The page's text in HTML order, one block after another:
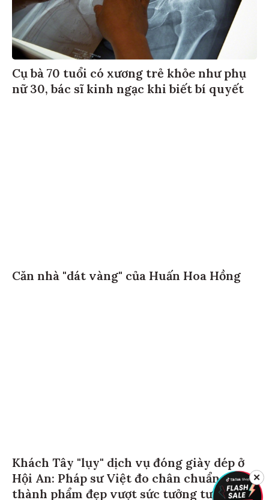
Cụ bà 70 tuổi có xương trẻ khỏe như phụ
nữ 30, bác sĩ kinh ngạc khi biết bí quyết
Căn nhà "dát vàng" của Huấn Hoa Hồng
Khách Tây "lụy" dịch vụ đóng giày dép ở
Hội An: Pháp sư Việt đo chân chuẩn đét,
thành phẩm đẹp vượt sức tưởng tượng
✕